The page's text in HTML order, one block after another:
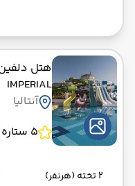
هتل دلفین
IMPERIAL
آنتالیا
5 ستاره
2 تخته (هرنفر)